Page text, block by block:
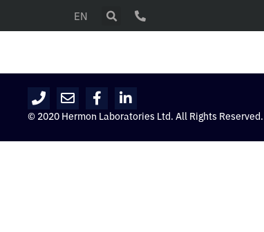
EN
© 2020 Hermon Laboratories Ltd. All Rights Reserved.